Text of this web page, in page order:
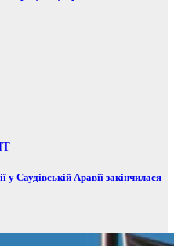
у Саудівській Аравії закінчилася